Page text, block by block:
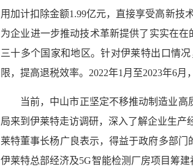
用加计扣除金额1.99亿元，直接享受高新技
为企业进一步推动技术革新提供了实实在
三十多个国家和地区。针对伊莱特出口情
限，提高退税效率。2022年1月至2023年6
当前，中山市正坚定不移推动制造业
局来到伊莱特走访调研，深入了解企业生产
莱特董事长杨广良表示，得益于政府多部
伊莱特总部经济及5G智能检测厂房项目筹